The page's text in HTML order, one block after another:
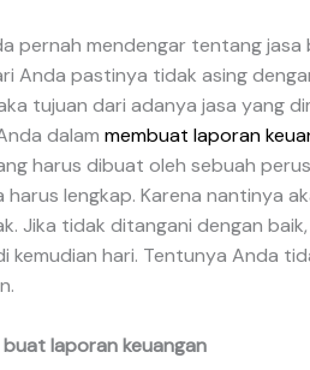
pernah mendengar tentang jasa
Anda pastinya tidak asing
tujuan dari adanya jasa yang
dalam membuat laporan
harus dibuat oleh sebuah
harus lengkap. Karena nantinya
Jika tidak ditangani dengan
kemudian hari. Tentunya Anda
laporan keuangan